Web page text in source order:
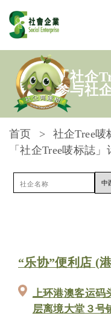
跳到内容
「社企
参与社
首页
社企Tree唛
「社企Tree唛标誌
“乐协”便利店 (
上环港澳客运码
层离境大堂３号